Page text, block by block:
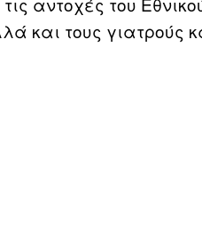
και τους γιατρούς